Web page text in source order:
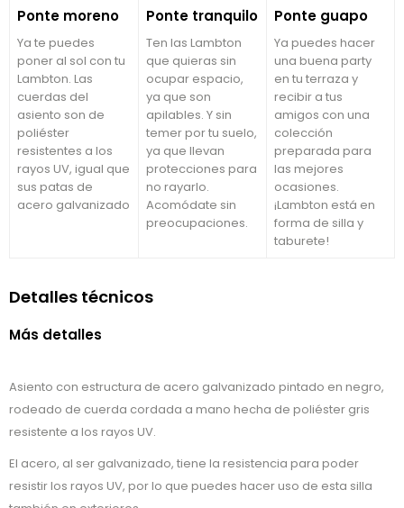
Ponte moreno
Ya te puedes
poner al sol con tu
Lambton. Las
cuerdas del
asiento son de
poliéster
resistentes a los
rayos UV, igual que
sus patas de
acero galvanizado
Ponte tranquilo
Ten las Lambton
que quieras sin
ocupar espacio,
ya que son
apilables. Y sin
temer por tu suelo,
ya que llevan
protecciones para
no rayarlo.
Acomódate sin
preocupaciones.
Ponte guapo
Ya puedes hacer
una buena party
en tu terraza y
recibir a tus
amigos con una
colección
preparada para
las mejores
ocasiones.
¡Lambton está en
forma de silla y
taburete!
Detalles técnicos
Más detalles
Asiento con estructura de acero galvanizado pintado en negro,
rodeado de cuerda cordada a mano hecha de poliéster gris
resistente a los rayos UV.
El acero, al ser galvanizado, tiene la resistencia para poder
resistir los rayos UV, por lo que puedes hacer uso de esta silla